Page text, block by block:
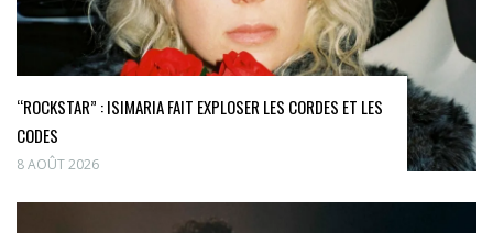
“ROCKSTAR” : ISIMARIA FAIT EXPLOSER LES CORDES ET LES
CODES
8 AOÛT 2026